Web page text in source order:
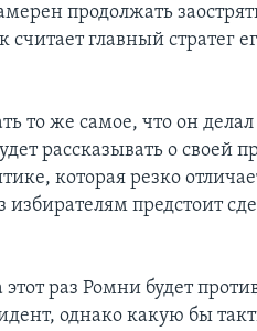
продолжать
считает главный стратег
то же самое, что он
рассказывать о своей
которая резко
избирателям предстоит
раз Ромни будет
однако какую бы